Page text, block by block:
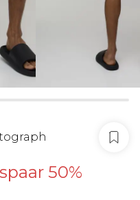
50%